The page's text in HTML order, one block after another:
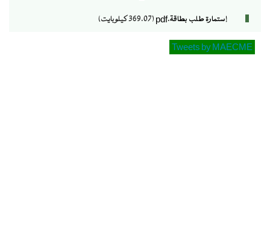
إستمارة طلب بطاقة.pdf (369.07 كيلوبايت)
Tweets by MAECME